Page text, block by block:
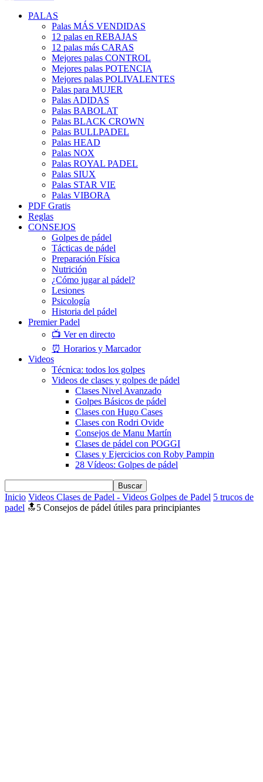
PALAS
Palas MÁS VENDIDAS
12 palas en REBAJAS
12 palas más CARAS
Mejores palas CONTROL
Mejores palas POTENCIA
Mejores palas POLIVALENTES
Palas para MUJER
Palas ADIDAS
Palas BABOLAT
Palas BLACK CROWN
Palas BULLPADEL
Palas HEAD
Palas NOX
Palas ROYAL PADEL
Palas SIUX
Palas STAR VIE
Palas VIBORA
PDF Gratis
Reglas
CONSEJOS
Golpes de pádel
Tácticas de pádel
Preparación Física
Nutrición
¿Cómo jugar al pádel?
Lesiones
Psicología
Historia del pádel
Premier Padel
📺 Ver en directo
⏰ Horarios y Marcador
Videos
Técnica: todos los golpes
Videos de clases y golpes de pádel
Clases Nivel Avanzado
Golpes Básicos de pádel
Clases con Hugo Cases
Clases con Rodri Ovide
Consejos de Manu Martín
Clases de pádel con POGGI
Clases y Ejercicios con Roby Pampin
28 Vídeos: Golpes de pádel
Inicio Videos Clases de Padel - Videos Golpes de Padel 5 trucos de
padel 🔝5 Consejos de pádel útiles para principiantes